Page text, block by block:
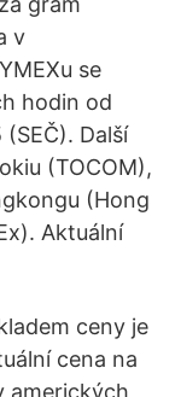
v
se
hodin od
Další
(TOCOM),
(Hong
Aktuální
ceny je
cena na
amerických